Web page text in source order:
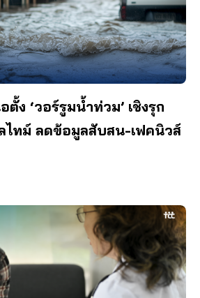
ง ‘วอร์รูมน้ำท่วม’ เชิงรุก
ไทม์ ลดข้อมูลสับสน-เฟคนิวส์